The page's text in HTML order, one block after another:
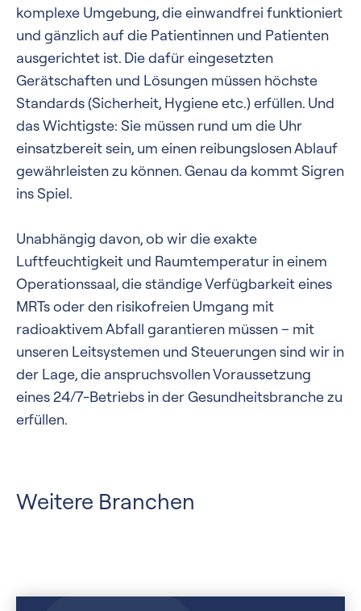
komplexe Umgebung, die einwandfrei funktioniert
und gänzlich auf die Patientinnen und Patienten
ausgerichtet ist. Die dafür eingesetzten
Gerätschaften und Lösungen müssen höchste
Standards (Sicherheit, Hygiene etc.) erfüllen. Und
das Wichtigste: Sie müssen rund um die Uhr
einsatzbereit sein, um einen reibungslosen Ablauf
gewährleisten zu können. Genau da kommt Sigren
ins Spiel.
Unabhängig davon, ob wir die exakte
Luftfeuchtigkeit und Raumtemperatur in einem
Operationssaal, die ständige Verfügbarkeit eines
MRTs oder den risikofreien Umgang mit
radioaktivem Abfall garantieren müssen – mit
unseren Leitsystemen und Steuerungen sind wir in
der Lage, die anspruchsvollen Voraussetzung
eines 24/7-Betriebs in der Gesundheitsbranche zu
erfüllen.
Weitere Branchen